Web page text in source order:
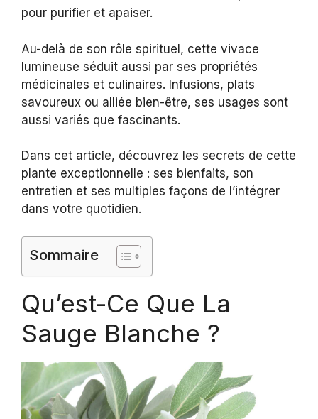
pour purifier et apaiser.
Au-delà de son rôle spirituel, cette vivace
lumineuse séduit aussi par ses propriétés
médicinales et culinaires. Infusions, plats
savoureux ou alliée bien-être, ses usages sont
aussi variés que fascinants.
Dans cet article, découvrez les secrets de cette
plante exceptionnelle : ses bienfaits, son
entretien et ses multiples façons de l’intégrer
dans votre quotidien.
Sommaire
Qu’est-Ce Que La
Sauge Blanche ?